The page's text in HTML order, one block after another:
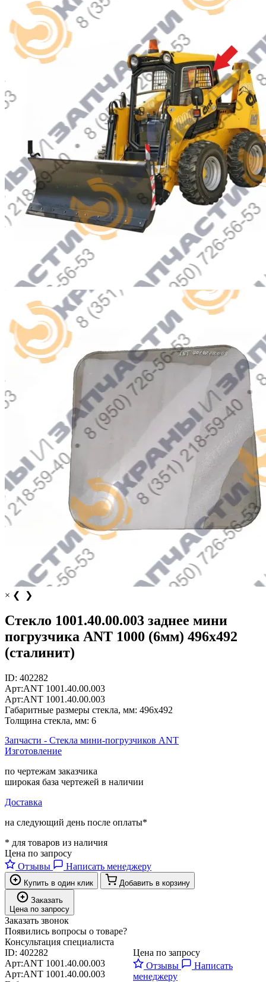
× ❮ ❯
Стекло 1001.40.00.003 заднее мини
погрузчика ANT 1000 (6мм) 496х492
(сталинит)
ID: 402282
Арт:ANT 1001.40.00.003
Арт:ANT 1001.40.00.003
Габаритные размеры стекла, мм: 496х492
Толщина стекла, мм: 6
Запчасти - Стекла мини-погрузчиков ANT
Изготовление
по чертежам заказчика
широкая база чертежей в наличии
Доставка
на следующий день после оплаты*
* для товаров из наличия
Цена по запросу
Отзывы
Написать менеджеру
Купить в один клик
Добавить в корзину
Заказать
Цена по запросу
Заказать звонок
Появились вопросы о товаре?
Консультация специалиста
ID: 402282
Арт:ANT 1001.40.00.003
Арт:ANT 1001.40.00.003
Цена по запросу
Отзывы
Написать
менеджеру